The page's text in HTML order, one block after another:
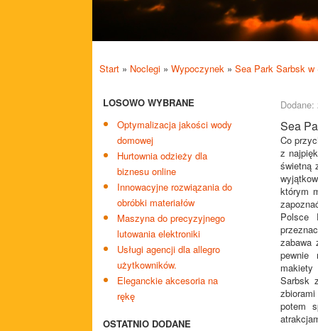
Start » Noclegi » Wypoczynek » Sea Park Sarbsk
LOSOWO WYBRANE
Optymalizacja jakości wody
domowej
Hurtownia odzieży dla
biznesu online
Innowacyjne rozwiązania do
obróbki materiałów
Maszyna do precyzyjnego
lutowania elektroniki
Usługi agencji dla allegro
użytkowników.
Eleganckie akcesoria na
rękę
OSTATNIO DODANE
Dodane:
Sea
Co
z
świetną
którym
Polsce
zabawa
pewnie
Sarbsk
potem